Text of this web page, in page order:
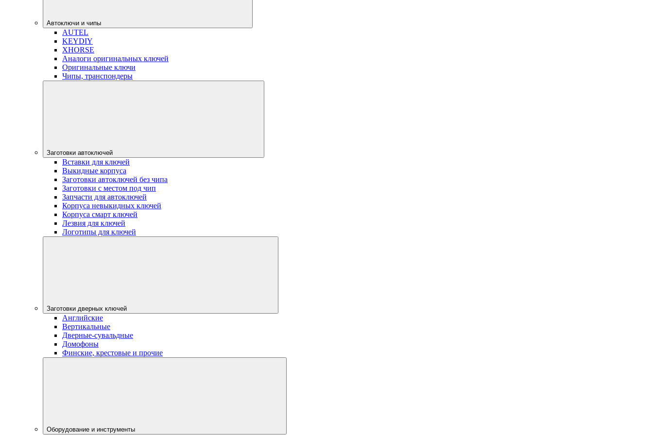
Автоключи и чипы
AUTEL
KEYDIY
XHORSE
Аналоги оригинальных ключей
Оригинальные ключи
Чипы, транспондеры
Заготовки автоключей
Вставки для ключей
Выкидные корпуса
Заготовки автоключей без чипа
Заготовки с местом под чип
Запчасти для автоключей
Корпуса невыкидных ключей
Корпуса смарт ключей
Лезвия для ключей
Логотипы для ключей
Заготовки дверных ключей
Английские
Вертикальные
Дверные-сувальдные
Домофоны
Финские, крестовые и прочие
Оборудование и инструменты